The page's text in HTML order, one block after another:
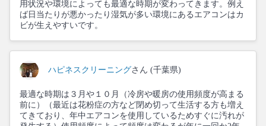
用状況や環境によっても最適な時期が変わってきます。例え
ば日当たりが悪かったり湿気が多い環境にあるエアコンはカ
ビが生えやすいです。
ハピネスクリーニングさん (千葉県)
最適な時期は３月や１０月（冷房や暖房の使用頻度が高まる
前に）（最近は花粉症の方など閉め切って生活する方も増え
てきており、年中エアコンを使用しているためすぐに汚れが